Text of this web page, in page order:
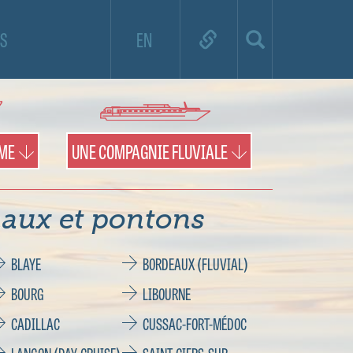
EN
de croisière et utilisez la carte pour
territoires et les pontons.
UNE COMPAGNIE FLUVIALE
et pontons
BLAYE
BORDEAUX (FLUVIAL)
BOURG
LIBOURNE
CADILLAC
CUSSAC-FORT-MÉDOC